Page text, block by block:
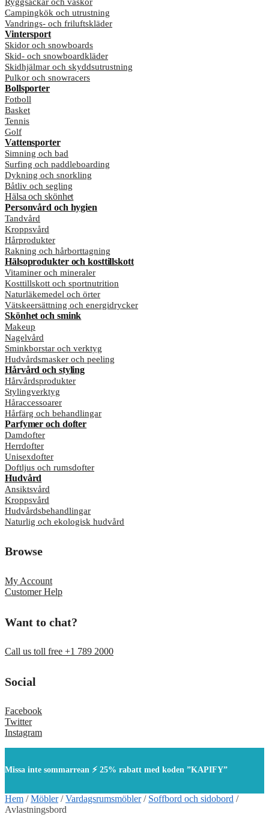
Campingkök och utrustning
Vandrings- och friluftskläder
Vintersport
Skidor och snowboards
Skid- och snowboardkläder
Skidhjälmar och skyddsutrustning
Pulkor och snowracers
Bollsporter
Fotboll
Basket
Tennis
Golf
Vattensporter
Simning och bad
Surfing och paddleboarding
Dykning och snorkling
Båtliv och segling
Hälsa och skönhet
Personvård och hygien
Tandvård
Kroppsvård
Hårprodukter
Rakning och hårborttagning
Hälsoprodukter och kosttillskott
Vitaminer och mineraler
Kosttillskott och sportnutrition
Naturläkemedel och örter
Vätskeersättning och energidrycker
Skönhet och smink
Makeup
Nagelvård
Sminkborstar och verktyg
Hudvårdsmasker och peeling
Hårvård och styling
Hårvårdsprodukter
Stylingverktyg
Håraccessoarer
Hårfärg och behandlingar
Parfymer och dofter
Damdofter
Herrdofter
Unisexdofter
Doftljus och rumsdofter
Hudvård
Ansiktsvård
Kroppsvård
Hudvårdsbehandlingar
Naturlig och ekologisk hudvård
Browse
My Account
Customer Help
Want to chat?
Call us toll free +1 789 2000
Social
Facebook
Twitter
Instagram
Missa inte sommarrean ⚡ 25% rabatt med koden ”KAPIFY”
Hem /Möbler/Vardagsrumsmöbler/ Soffbord och sidobord /
Avlastningsbord